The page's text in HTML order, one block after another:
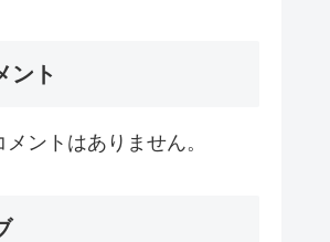
ント
ントはありません。